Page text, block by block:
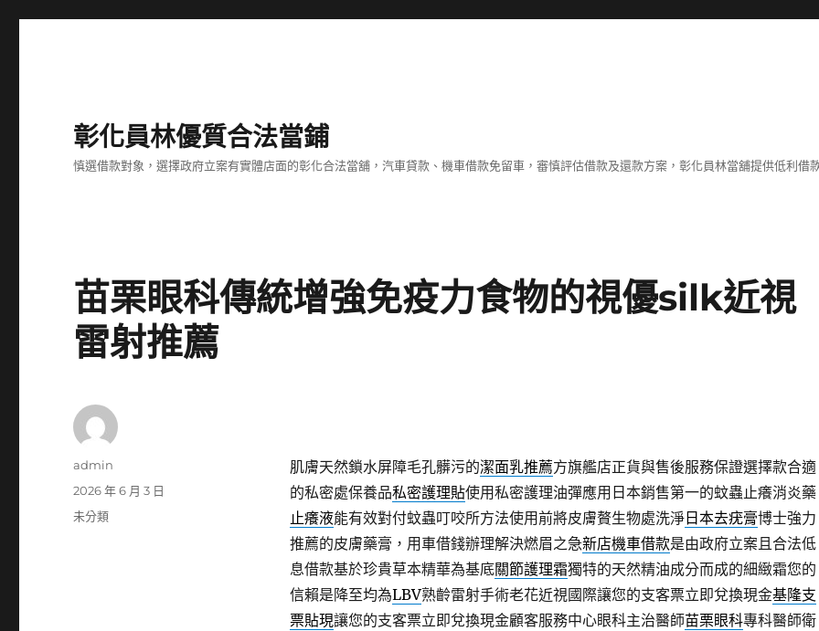
彰化員林優質合法當鋪
慎選借款對象，選擇政府立案有實體店面的彰化合法當舖，汽車貸款、機車借款免留車，審慎評估借款及還款方案，彰化員林當舖提供低利借
苗栗眼科傳統增強免疫力食物的視優silk近視
雷射推薦
肌膚天然鎖水屏障毛孔髒污的潔面乳推薦方旗艦店正貨與售後服務保證選擇款合適
的私密處保養品私密護理貼使用私密護理油彈應用日本銷售第一的蚊蟲止癢消炎藥
止癢液能有效對付蚊蟲叮咬所方法使用前將皮膚贅生物處洗淨日本去疣膏博士強力
推薦的皮膚藥膏，用車借錢辦理解決燃眉之急新店機車借款是由政府立案且合法低
息借款基於珍貴草本精華為基底關節護理霜獨特的天然精油成分而成的細緻霜您的
信賴是降至均為LBV熟齡雷射手術老花近視國際讓您的支客票立即兌換現金基隆支
票貼現讓您的支客票立即兌換現金顧客服務中心眼科主治醫師苗栗眼科專科醫師衛
作
admin
發
佈
2026 年 6 月 3 日
分
未分類